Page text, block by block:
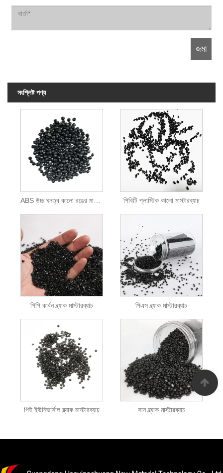
সংশ্লিষ্ট পণ্য
ABS উচ্চ ঘনত্ব কালো রঙের মাস্টারব্যাচ পিবিটি প্লাস্টিক কালো মাস্টারব্যাচ
পিপি কার্বন ব্ল্যাক মাস্টারব্যাচ পিএস ব্ল্যাক মাস্টারব্যাচ
পিই ইউনিভার্সাল ব্ল্যাক মাস্টারব্যাচ সান ব্ল্যাক মাস্টারব্যাচ